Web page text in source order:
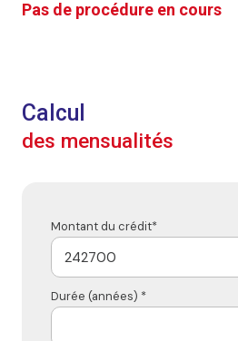
Pas de procédure en cours
Calcul
des mensualités
Montant du crédit*
Durée (années) *